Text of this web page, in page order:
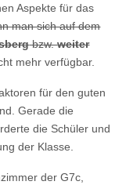
Aspekte für das
man sich auf dem
bzw.weiter
mehr verfügbar.
für den guten
Gerade die
die Schüler und
der Klasse.
der G7c,